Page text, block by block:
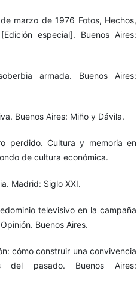
marzo de 1976 Fotos, Hechos,
especial]. Buenos Aires:
armada. Buenos Aires:
Buenos Aires: Miño y Dávila.
perdido. Cultura y memoria en
de cultura económica.
Madrid: Siglo XXI.
televisivo en la campaña
Buenos Aires.
cómo construir una convivencia
del pasado. Buenos Aires: